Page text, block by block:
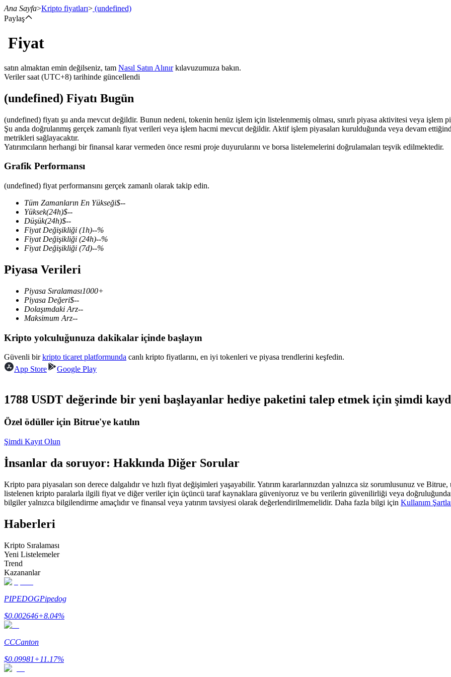
Vadeli İşlemler
USDT Vadeli İşlemleri
Teminat olarak USDT kullanan vadeli işlemler
COIN-M Vadeli İşlemleri
Kripto Para Vadeli İşlemleri
Hisse senetleri, döviz, değerli metaller ve emtia türevleri
USDC Vadeli İşlemleri
USDC'yi teminat olarak kullanan vadeli işlemler
Ana Sayfa>Kripto fiyatları> (undefined)
Paylaş
Fiyat
satın almaktan emin değilseniz, tam Nasıl Satın Alınırkılavuzumuza bakın.
Veriler saat (UTC+8) tarihinde güncellendi
(undefined) Fiyatı Bugün
(undefined) fiyatı şu anda mevcut değildir. Bunun nedeni, tokenin henüz işlem için listelenmemiş olması, sınırlı piyasa aktivitesi veya işlem
Şu anda doğrulanmış gerçek zamanlı fiyat verileri veya işlem hacmi mevcut değildir. Aktif işlem piyasaları kurulduğunda veya devam
metrikleri sağlayacaktır.
Yatırımcıların herhangi bir finansal karar vermeden önce resmi proje duyurularını ve borsa listelemelerini doğrulamaları teşvik edilmektedir.
Grafik Performansı
(undefined) fiyat performansını gerçek zamanlı olarak takip edin.
Tüm Zamanların En Yükseği$--
Yüksek(24h)$--
Düşük(24h)$--
Fiyat Değişikliği (1h)--%
Fiyat Değişikliği (24h)--%
Fiyat Değişikliği (7d)--%
Piyasa Verileri
Piyasa Sıralaması1000+
Piyasa Değeri$--
Dolaşımdaki Arz--
Maksimum Arz--
Kripto yolculuğunuza dakikalar içinde başlayın
Güvenli birkripto ticaret platformunda canlı kripto fiyatlarını, en iyi tokenleri ve piyasa trendlerini keşfedin.
App Store
Google Play
1788 USDT değerinde bir yeni başlayanlar hediye paketini talep etmek için şimdi
Özel ödüller için Bitrue'ye katılın
Şimdi Kayıt Olun
İnsanlar da soruyor: Hakkında Diğer Sorular
Kripto para piyasaları son derece dalgalıdır ve hızlı fiyat değişimleri yaşayabilir. Yatırım kararlarınızdan yalnızca siz sorumlusunuz ve
listelenen kripto paralarla ilgili fiyat ve diğer veriler için üçüncü taraf kaynaklara güveniyoruz ve bu verilerin güvenilirliği veya
bilgiler yalnızca bilgilendirme amaçlıdır ve finansal veya yatırım tavsiyesi olarak değerlendirilmemelidir. Daha fazla bilgi için Kullanım
Haberleri
Kripto Sıralaması
Yeni Listelemeler
Trend
Kazananlar
PIPEDOGPipedog
$0.002646+8.04%
CCCanton
$0.09981+11.17%